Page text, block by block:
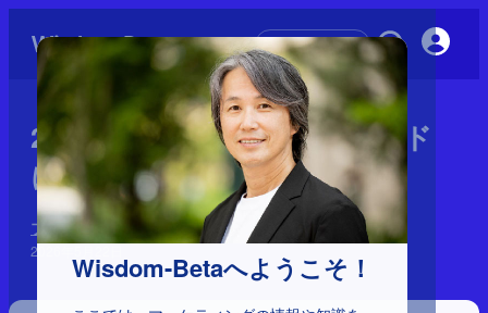
Wisdom-Betaへようこそ！
初めての方へ
2-5-32：ロングセラーブランド
に起こる2つの問題
ブランディングの誤解
2026年5月22日